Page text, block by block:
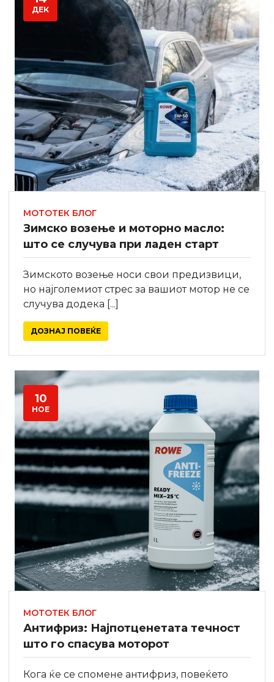
ДЕК
МОТОТЕК БЛОГ
Зимско возење и моторно масло:
што се случува при ладен старт
Зимското возење носи свои предизвици,
но најголемиот стрес за вашиот мотор не се
случува додека [...]
ДОЗНАЈ ПОВЕЌЕ
10
НОЕ
МОТОТЕК БЛОГ
Антифриз: Најпотценетата течност
што го спасува моторот
Кога ќе се спомене антифриз, повеќето